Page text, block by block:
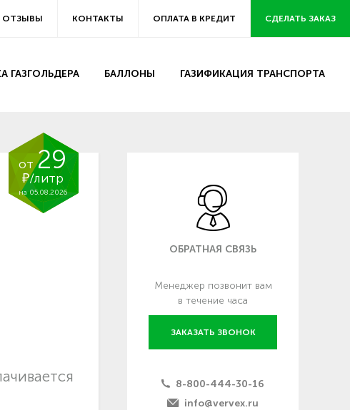
ОТЗЫВЫ КОНТАКТЫ ОПЛАТА В КРЕДИТ СДЕЛАТЬ ЗАКАЗ
ГАЗГОЛЬДЕРА БАЛЛОНЫ ГАЗИФИКАЦИЯ ТРАНСПОРТА
от29
₽/литр
на 05.08.2026
ОБРАТНАЯ СВЯЗЬ
Менеджер позвонит вам
в течение часа
ЗАКАЗАТЬ ЗВОНОК
8-800-444-30-16
info@vervex.ru